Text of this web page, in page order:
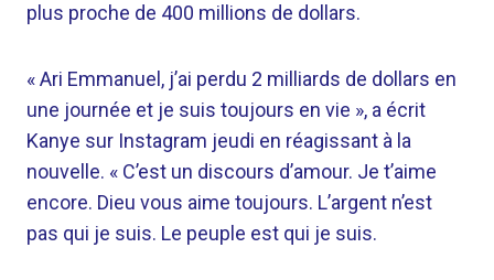
plus proche de 400 millions de dollars.
« Ari Emmanuel, j’ai perdu 2 milliards de dollars en
une journée et je suis toujours en vie », a écrit
Kanye sur Instagram jeudi en réagissant à la
nouvelle. « C’est un discours d’amour. Je t’aime
encore. Dieu vous aime toujours. L’argent n’est
pas qui je suis. Le peuple est qui je suis.